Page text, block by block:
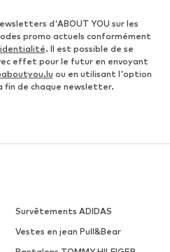
d'ABOUT YOU sur les
promo actuels conformément
. Il est possible de se
effet pour le futur en envoyant
ou en utilisant l'option
fin de chaque newsletter.
Survêtements ADIDAS
Vestes en jean Pull&Bear